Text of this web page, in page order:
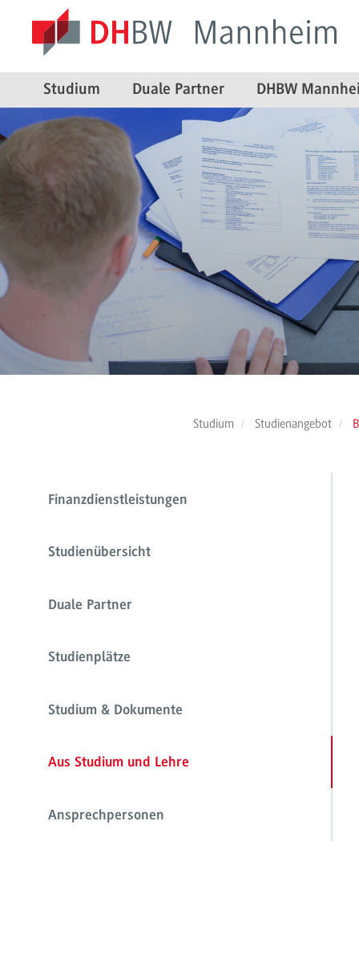
Studium Duale Partner DHBW
Studium Studienangebot
Finanzdienstleistungen
Studienübersicht
Duale Partner
Studienplätze
Studium & Dokumente
Aus Studium und Lehre
Ansprechpersonen